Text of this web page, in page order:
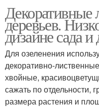
Декоративные
деревьев.
дизайне сада и
Для озеленения
декоративно-
хвойные,
сажать по отдельности,
размера растения и